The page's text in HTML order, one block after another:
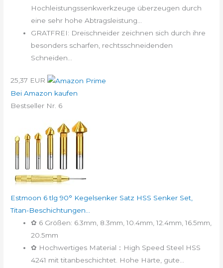
Hochleistungssenkwerkzeuge überzeugen durch
eine sehr hohe Abtragsleistung...
GRATFREI: Dreischneider zeichnen sich durch ihre
besonders scharfen, rechtsschneidenden
Schneiden...
25,37 EUR
Bei Amazon kaufen
Bestseller Nr. 6
Estmoon 6 tlg 90° Kegelsenker Satz HSS Senker Set,
Titan-Beschichtungen...
✿ 6 Größen: 6.3mm, 8.3mm, 10.4mm, 12.4mm, 16.5mm,
20.5mm
✿ Hochwertiges Material：High Speed Steel HSS
4241 mit titanbeschichtet. Hohe Härte, gute...